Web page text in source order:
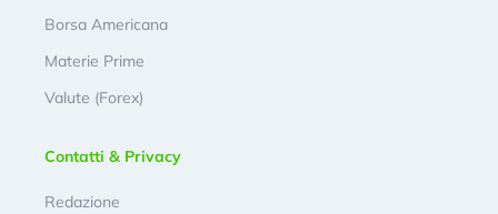
Borsa Americana
Materie Prime
Valute (Forex)
Contatti & Privacy
Redazione